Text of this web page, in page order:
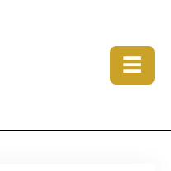
☰